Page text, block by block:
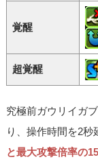
覚醒
超覚醒
究極前ガウリイガ
り、操作時間を2秒
と最大攻撃倍率の